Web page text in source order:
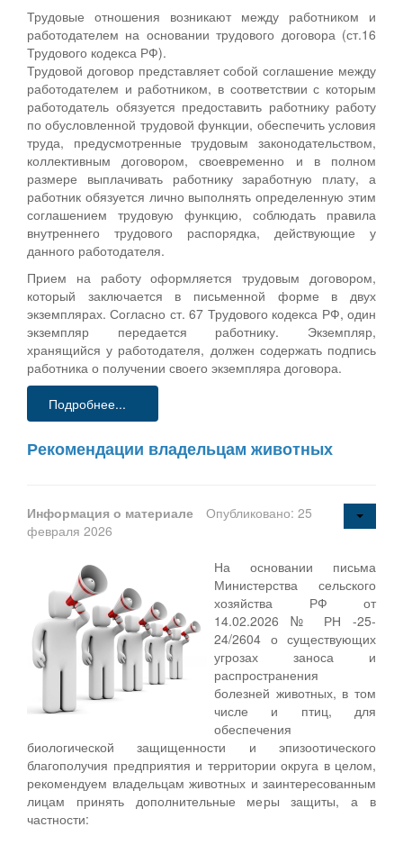
Трудовые отношения возникают между работником и
работодателем на основании трудового договора (ст.16
Трудового кодекса РФ).
Трудовой договор представляет собой соглашение между
работодателем и работником, в соответствии с которым
работодатель обязуется предоставить работнику работу
по обусловленной трудовой функции, обеспечить условия
труда, предусмотренные трудовым законодательством,
коллективным договором, своевременно и в полном
размере выплачивать работнику заработную плату, а
работник обязуется лично выполнять определенную этим
соглашением трудовую функцию, соблюдать правила
внутреннего трудового распорядка, действующие у
данного работодателя.
Прием на работу оформляется трудовым договором,
который заключается в письменной форме в двух
экземплярах. Согласно ст. 67 Трудового кодекса РФ, один
экземпляр передается работнику. Экземпляр,
хранящийся у работодателя, должен содержать подпись
работника о получении своего экземпляра договора.
Подробнее...
Рекомендации владельцам животных
Информация о материале
Опубликовано: 25
февраля 2026
На основании письма
Министерства сельского
хозяйства РФ от
14.02.2026 № РН -25-
24/2604 о существующих
угрозах заноса и
распространения
болезней животных, в том
числе и птиц, для
обеспечения
биологической защищенности и эпизоотического
благополучия предприятия и территории округа в целом,
рекомендуем владельцам животных и заинтересованным
лицам принять дополнительные меры защиты, а в
частности: